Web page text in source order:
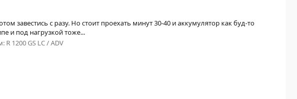
завестись с разу. Но стоит проехать минут 30-40 и аккумулятор как буд-то
и под нагрузкой тоже...
R 1200 GS LC / ADV